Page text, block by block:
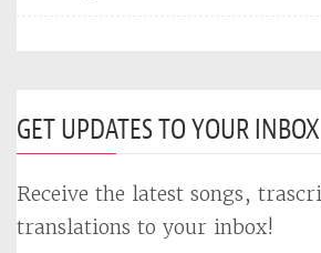
GET UPDATES TO YOUR INBOX
Receive the latest songs,
translations to your inbox!